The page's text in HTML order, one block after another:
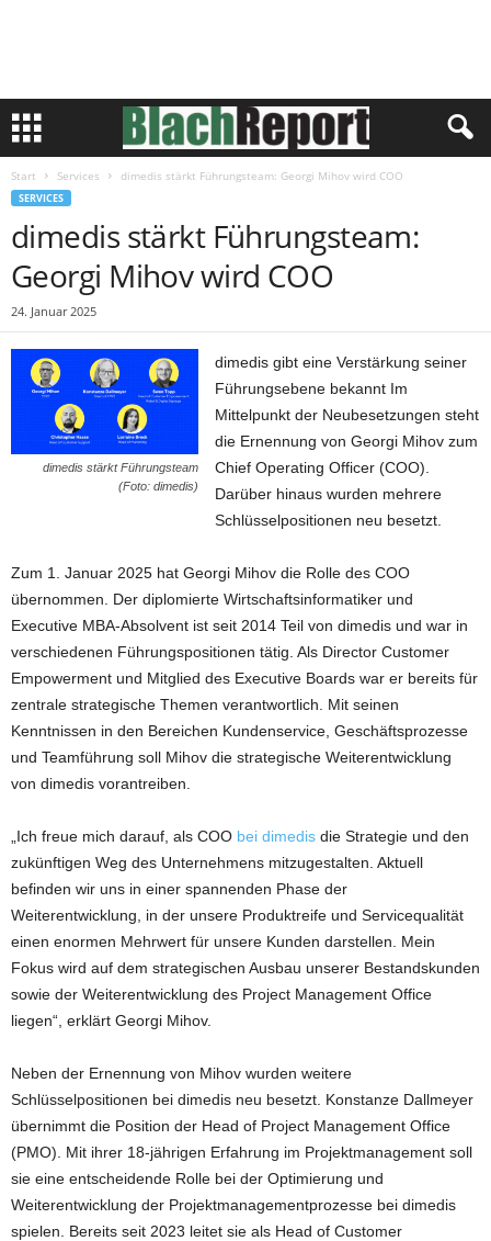
Start Services dimedis stärkt Führungsteam: Georgi Mihov wird COO
SERVICES
dimedis stärkt Führungsteam:
Georgi Mihov wird COO
24. Januar 2025
dimedis stärkt Führungsteam
(Foto: dimedis)
dimedis gibt eine Verstärkung seiner
Führungsebene bekannt Im
Mittelpunkt der Neubesetzungen steht
die Ernennung von Georgi Mihov zum
Chief Operating Officer (COO).
Darüber hinaus wurden mehrere
Schlüsselpositionen neu besetzt.
Zum 1. Januar 2025 hat Georgi Mihov die Rolle des COO
übernommen. Der diplomierte Wirtschaftsinformatiker und
Executive MBA-Absolvent ist seit 2014 Teil von dimedis und war in
verschiedenen Führungspositionen tätig. Als Director Customer
Empowerment und Mitglied des Executive Boards war er bereits für
zentrale strategische Themen verantwortlich. Mit seinen
Kenntnissen in den Bereichen Kundenservice, Geschäftsprozesse
und Teamführung soll Mihov die strategische Weiterentwicklung
von dimedis vorantreiben.
„Ich freue mich darauf, als COO bei dimedis die Strategie und den
zukünftigen Weg des Unternehmens mitzugestalten. Aktuell
befinden wir uns in einer spannenden Phase der
Weiterentwicklung, in der unsere Produktreife und Servicequalität
einen enormen Mehrwert für unsere Kunden darstellen. Mein
Fokus wird auf dem strategischen Ausbau unserer Bestandskunden
sowie der Weiterentwicklung des Project Management Office
liegen“, erklärt Georgi Mihov.
Neben der Ernennung von Mihov wurden weitere
Schlüsselpositionen bei dimedis neu besetzt. Konstanze Dallmeyer
übernimmt die Position der Head of Project Management Office
(PMO). Mit ihrer 18-jährigen Erfahrung im Projektmanagement soll
sie eine entscheidende Rolle bei der Optimierung und
Weiterentwicklung der Projektmanagementprozesse bei dimedis
spielen. Bereits seit 2023 leitet sie als Head of Customer